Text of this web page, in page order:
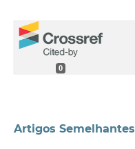
0
Artigos Semelhantes